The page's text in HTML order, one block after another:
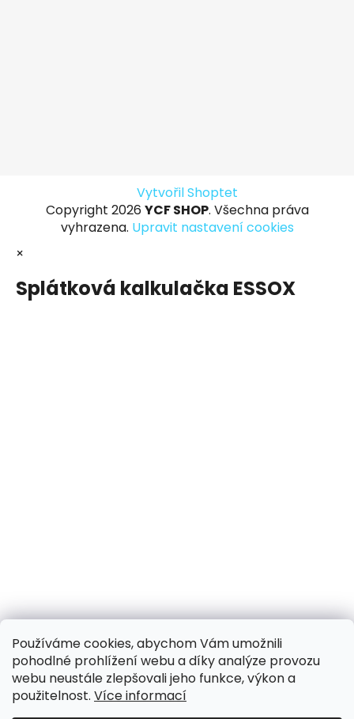
Používáme cookies, abychom Vám umožnili
pohodlné prohlížení webu a díky analýze provozu
webu neustále zlepšovali jeho funkce, výkon a
použitelnost. Více informací
Vytvořil Shoptet
Copyright 2026 YCF SHOP. Všechna práva
vyhrazena. Upravit nastavení cookies
×
Splátková kalkulačka ESSOX